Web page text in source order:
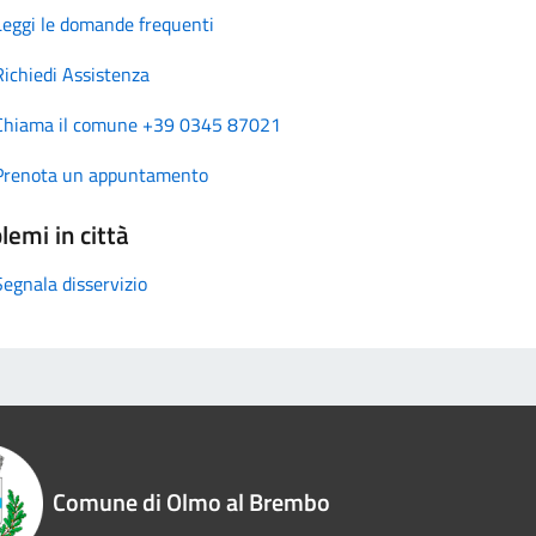
le domande frequenti
Assistenza
il comune +39 0345 87021
un appuntamento
in città
disservizio
Comune di Olmo al Brembo